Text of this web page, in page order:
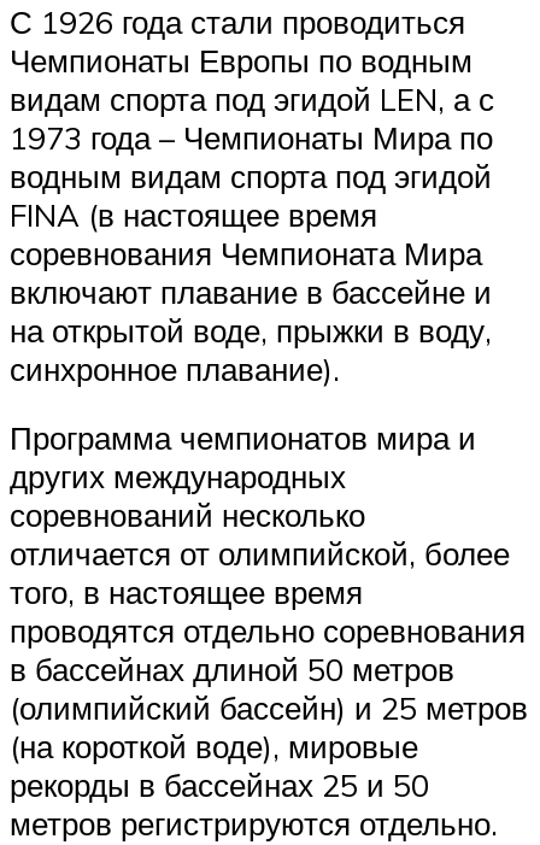
С 1926 года стали проводиться
Чемпионаты Европы по водным
видам спорта под эгидой LEN, а с
1973 года – Чемпионаты Мира по
водным видам спорта под эгидой
FINA (в настоящее время
соревнования Чемпионата Мира
включают плавание в бассейне и
на открытой воде, прыжки в воду,
синхронное плавание).
Программа чемпионатов мира и
других международных
соревнований несколько
отличается от олимпийской, более
того, в настоящее время
проводятся отдельно соревнования
в бассейнах длиной 50 метров
(олимпийский бассейн) и 25 метров
(на короткой воде), мировые
рекорды в бассейнах 25 и 50
метров регистрируются отдельно.